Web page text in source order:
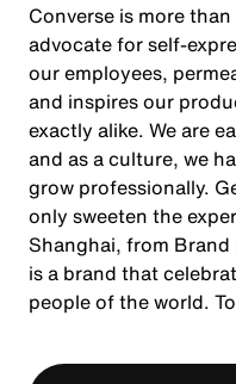
Converse is more
advocate for self-
our employees,
and inspires our
exactly alike. We are
and as a culture, we
grow professionally.
only sweeten the
Shanghai, from
is a brand that
people of the world.